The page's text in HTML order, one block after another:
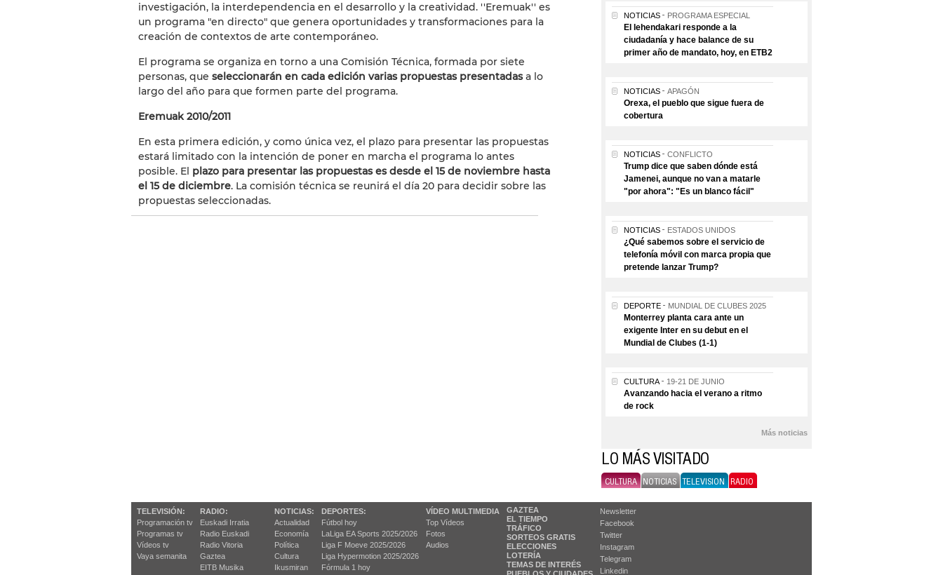
investigación, la interdependencia en el desarrollo y la creatividad. ''Eremuak'' es
un programa "en directo" que genera oportunidades y transformaciones para la
creación de contextos de arte contemporáneo.
El programa se organiza en torno a una Comisión Técnica, formada por siete
personas, que seleccionarán en cada edición varias propuestas presentadasa lo
largo del año para que formen parte del programa.
Eremuak 2010/2011
En esta primera edición, y como única vez, el plazo para presentar las propuestas
estará limitado con la intención de poner en marcha el programa lo antes
posible. El plazo para presentar las propuestas es desde el 15 de noviembre hasta
el 15 de diciembre. La comisión técnica se reunirá el día 20 para decidir sobre las
propuestas seleccionadas.
NOTICIAS PROGRAMA ESPECIAL
El lehendakari responde a la
ciudadanía y hace balance de su
primer año de mandato, hoy, en ETB2
NOTICIAS APAGÓN
Orexa, el pueblo que sigue fuera de
cobertura
NOTICIAS CONFLICTO
Trump dice que saben dónde está
Jamenei, aunque no van a matarle
"por ahora": "Es un blanco fácil"
NOTICIAS ESTADOS UNIDOS
¿Qué sabemos sobre el servicio de
telefonía móvil con marca propia que
pretende lanzar Trump?
DEPORTE MUNDIAL DE CLUBES 2025
Monterrey planta cara ante un
exigente Inter en su debut en el
Mundial de Clubes (1-1)
CULTURA 19-21 DE JUNIO
Avanzando hacia el verano a ritmo
de rock
Más noticias
LO MÁS VISITADO
CULTURA NOTICIAS TELEVISION RADIO
TELEVISIÓN:
Programación tv
Programas tv
Vídeos tv
Vaya semanita
RADIO:
Euskadi Irratia
Radio Euskadi
Radio Vitoria
Gaztea
EITB Musika
NOTICIAS:
Actualidad
Economía
Política
Cultura
Ikusmiran
DEPORTES:
Fútbol hoy
LaLiga EA Sports 2025/2026
Liga F Moeve 2025/2026
Liga Hypermotion 2025/2026
Fórmula 1 hoy
VÍDEO MULTIMEDIA
Top Vídeos
Fotos
Audios
GAZTEA
EL TIEMPO
TRÁFICO
SORTEOS GRATIS
ELECCIONES
LOTERÍA
TEMAS DE INTERÉS
Newsletter
Facebook
Twitter
Instagram
Telegram
Linkedin